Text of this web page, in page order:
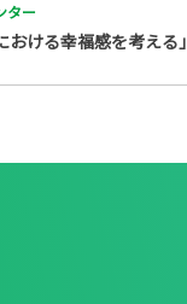
ター
おける幸福感を考える」